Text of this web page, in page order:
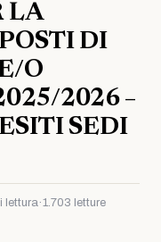
LA
DI
O
2026 –
SEDI
lettura·1.703 letture